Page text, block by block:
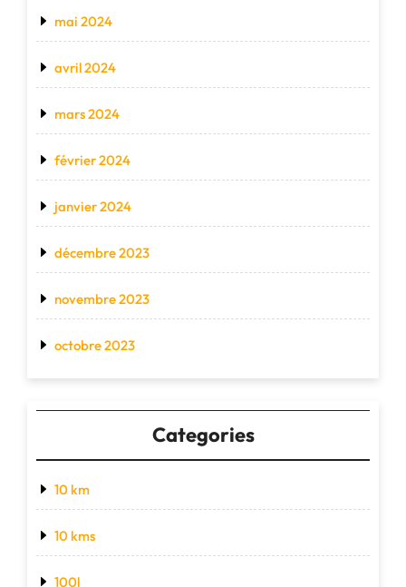
mai 2024
avril 2024
mars 2024
février 2024
janvier 2024
décembre 2023
novembre 2023
octobre 2023
Categories
10 km
10 kms
100l